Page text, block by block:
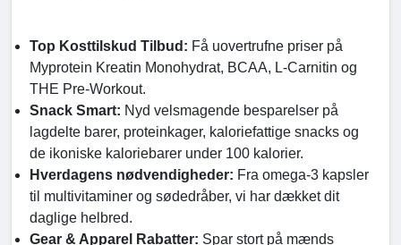
Top Kosttilskud Tilbud: Få uovertrufne priser på
Myprotein Kreatin Monohydrat, BCAA, L-Carnitin og
THE Pre-Workout.
Snack Smart: Nyd velsmagende besparelser på
lagdelte barer, proteinkager, kaloriefattige snacks og
de ikoniske kaloriebarer under 100 kalorier.
Hverdagens nødvendigheder: Fra omega-3 kapsler
til multivitaminer og sødedråber, vi har dækket dit
daglige helbred.
Gear & Apparel Rabatter: Spar stort på mænds